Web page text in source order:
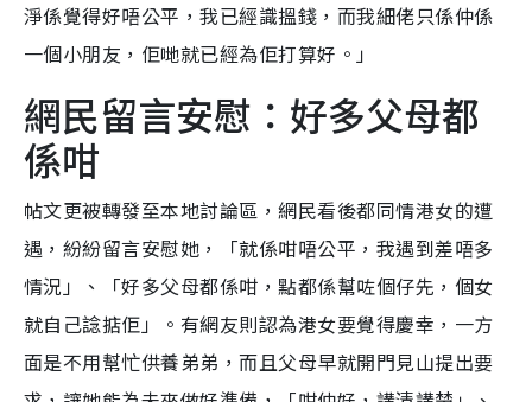
淨係覺得好唔公平，我已經識搵錢，而我細佬只係仲係
一個小朋友，佢哋就已經為佢打算好。」
網民留言安慰：好多父母都
係咁
帖文更被轉發至本地討論區，網民看後都同情港女的遭
遇，紛紛留言安慰她，「就係咁唔公平，我遇到差唔多
情況」、「好多父母都係咁，點都係幫咗個仔先，個女
就自己諗掂佢」。有網友則認為港女要覺得慶幸，一方
面是不用幫忙供養弟弟，而且父母早就開門見山提出要